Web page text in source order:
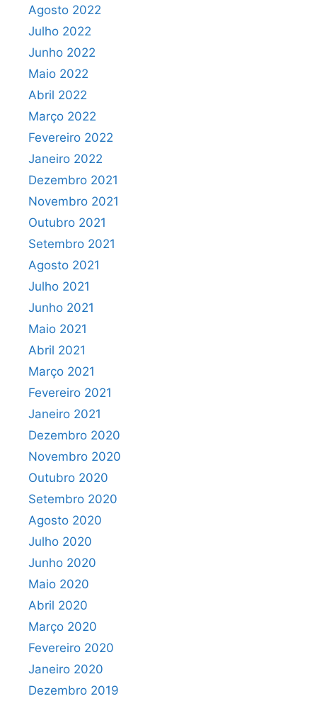
Agosto 2022
Julho 2022
Junho 2022
Maio 2022
Abril 2022
Março 2022
Fevereiro 2022
Janeiro 2022
Dezembro 2021
Novembro 2021
Outubro 2021
Setembro 2021
Agosto 2021
Julho 2021
Junho 2021
Maio 2021
Abril 2021
Março 2021
Fevereiro 2021
Janeiro 2021
Dezembro 2020
Novembro 2020
Outubro 2020
Setembro 2020
Agosto 2020
Julho 2020
Junho 2020
Maio 2020
Abril 2020
Março 2020
Fevereiro 2020
Janeiro 2020
Dezembro 2019